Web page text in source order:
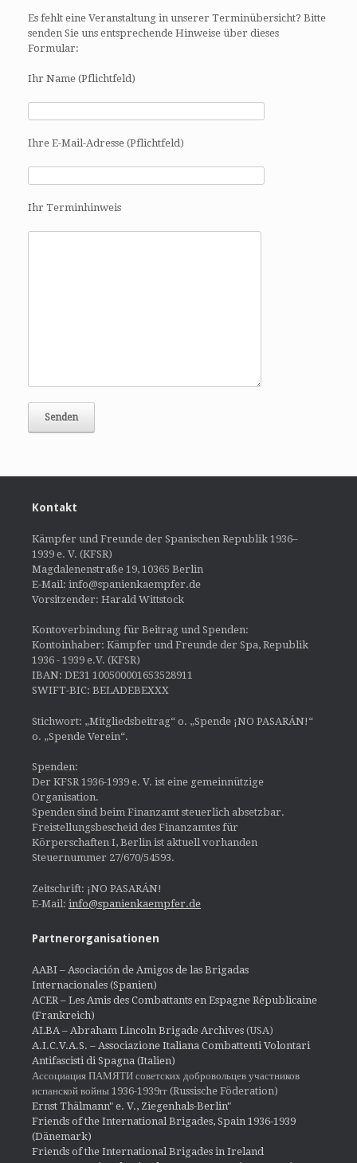
Es fehlt eine Veranstaltung in unserer Terminübersicht? Bitte
senden Sie uns entsprechende Hinweise über dieses
Formular:
Ihr Name (Pflichtfeld)
Ihre E-Mail-Adresse (Pflichtfeld)
Ihr Terminhinweis
Kontakt
Kämpfer und Freunde der Spanischen Republik 1936–
1939 e. V. (KFSR)
Magdalenenstraße 19, 10365 Berlin
E-Mail: info@spanienkaempfer.de
Vorsitzender: Harald Wittstock
Kontoverbindung für Beitrag und Spenden:
Kontoinhaber: Kämpfer und Freunde der Spa, Republik
1936 - 1939 e.V. (KFSR)
IBAN: DE31 100500001653528911
SWIFT-BIC: BELADEBEXXX
Stichwort: „Mitgliedsbeitrag“ o. „Spende ¡NO PASARÁN!“
o. „Spende Verein“.
Spenden:
Der KFSR 1936-1939 e. V. ist eine gemeinnützige
Organisation.
Spenden sind beim Finanzamt steuerlich absetzbar.
Freistellungsbescheid des Finanzamtes für
Körperschaften I, Berlin ist aktuell vorhanden
Steuernummer 27/670/54593.
Zeitschrift: ¡NO PASARÁN!
E-Mail: info@spanienkaempfer.de
Partnerorganisationen
AABI – Asociación de Amigos de las Brigadas
Internacionales (Spanien)
ACER – Les Amis des Combattants en Espagne Républicaine
(Frankreich)
ALBA – Abraham Lincoln Brigade Archives (USA)
A.I.C.V.A.S. – Associazione Italiana Combattenti Volontari
Antifascisti di Spagna (Italien)
Ассоциация ПАМЯТИ советских добровольцев участников
испанской войны 1936-1939гг (Russische Föderation)
Ernst Thälmann" e. V., Ziegenhals-Berlin"
Friends of the International Brigades, Spain 1936-1939
(Dänemark)
Friends of the International Brigades in Ireland